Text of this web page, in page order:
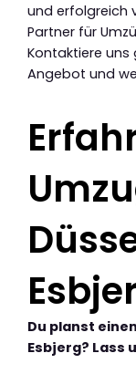
und erfolgreich
Partner für
Kontaktiere uns
Angebot und
Du planst
Esbjerg? Lass